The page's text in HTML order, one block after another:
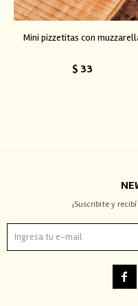
Mini pizzetitas con
$ 33
¡Suscribite y
